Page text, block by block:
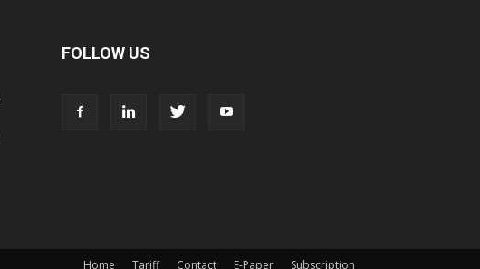
FOLLOW US
Home Tariff Contact E-Paper Subscription